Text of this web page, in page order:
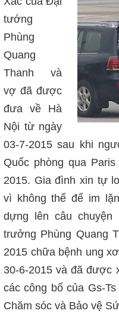
tướng
Phùng
Quang
Thanh và
vợ đã được
đưa về Hà
Nội từ ngày
03-7-2015 sau khi
Quốc phòng qua
2015. Gia đình xin tự
vì không thể để im
dựng lên câu
trưởng Phùng Quang
2015 chữa bệnh ung
30-6-2015 và đã được
các công bố của Gs-
Chăm sóc và Bảo vệ